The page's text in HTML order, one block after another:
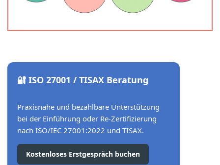
🔐 ISO 27001 / TISAX Beratung
Praxisnahe und bezahlbare Unterstützung
bei der Einführung oder Re-Zertifizierung
nach ISO/IEC 27001:2022 und TISAX.
Kostenloses Erstgespräch buchen